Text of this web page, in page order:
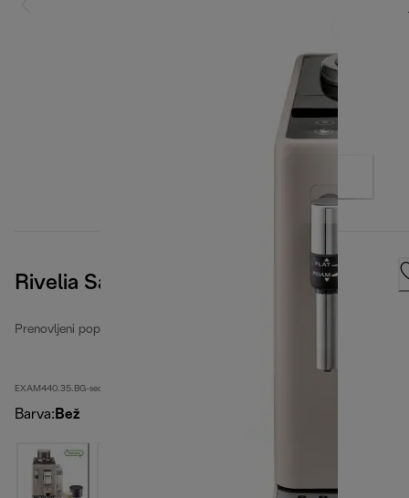
Rivelia Sand Beige
Prenovljeni popolnoma avtomatski kavni aparati
EXAM440.35.BG-second
Barva: Bež